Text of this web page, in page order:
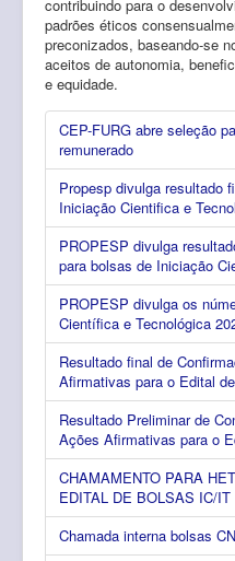
contribuindo para o
padrões éticos
preconizados, baseando-se
aceitos de autonomia,
e equidade.
CEP-FURG abre seleção
remunerado
Propesp divulga resultado
Iniciação Cientifica e
PROPESP divulga
para bolsas de Iniciação
PROPESP divulga os
Científica e Tecnológica
Resultado final de
Afirmativas para o Edital
Resultado Preliminar de
Ações Afirmativas para o
CHAMAMENTO PARA
EDITAL DE BOLSAS IC/IT
Chamada interna bolsas